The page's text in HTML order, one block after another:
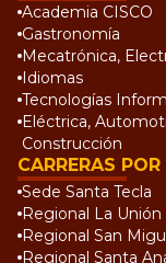
Academia CISCO
Gastronomía
Mecatrónica,
Idiomas
Tecnologías
Eléctrica,
Construcción
CARRERAS
Sede Santa Tecla
Regional La Unión
Regional San
Regional Santa